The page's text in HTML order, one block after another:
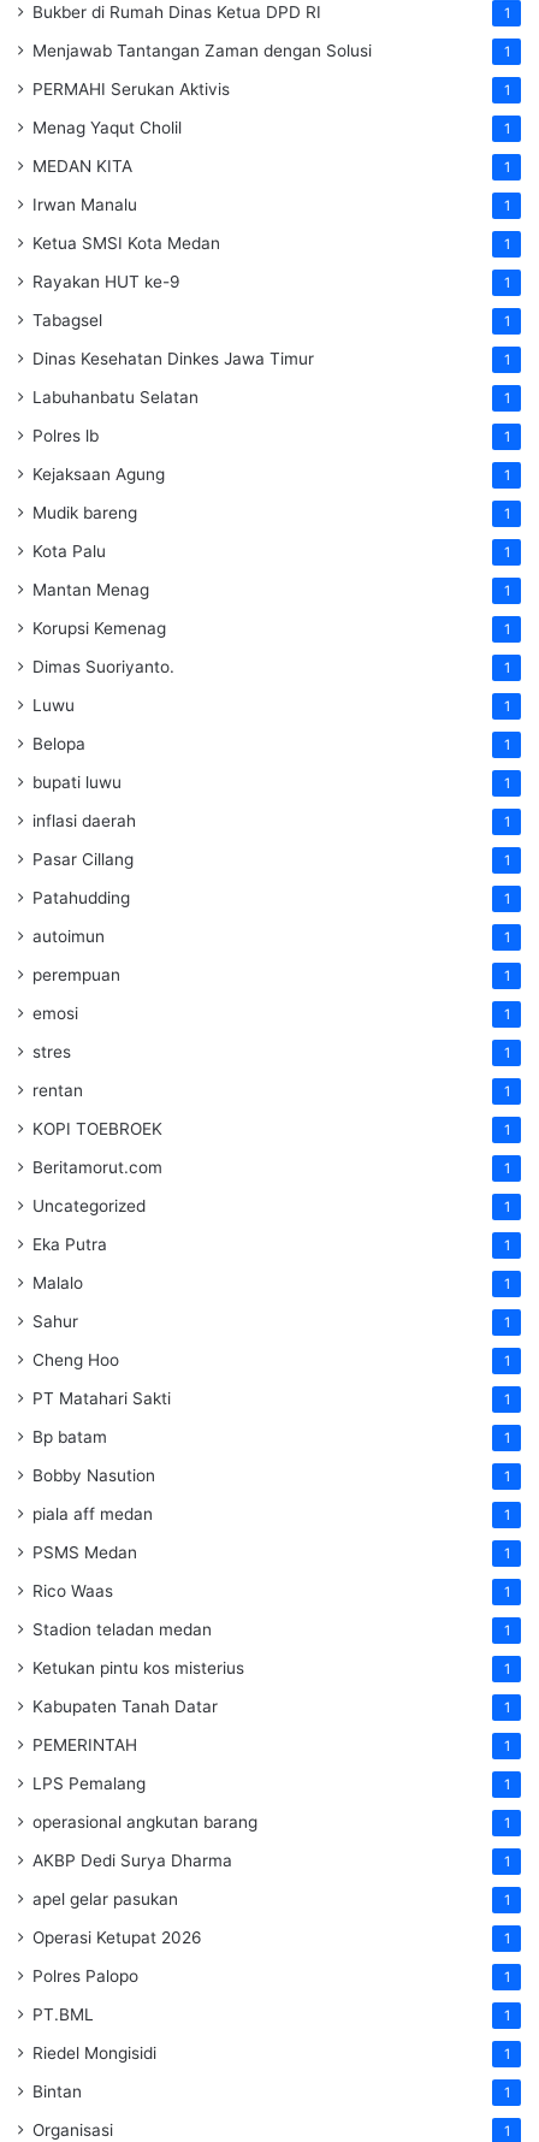
Bukber di Rumah Dinas Ketua DPD RI 1
Menjawab Tantangan Zaman dengan Solusi 1
PERMAHI Serukan Aktivis 1
Menag Yaqut Cholil 1
MEDAN KITA 1
Irwan Manalu 1
Ketua SMSI Kota Medan 1
Rayakan HUT ke-9 1
Tabagsel 1
Dinas Kesehatan Dinkes Jawa Timur 1
Labuhanbatu Selatan 1
Polres lb 1
Kejaksaan Agung 1
Mudik bareng 1
Kota Palu 1
Mantan Menag 1
Korupsi Kemenag 1
Dimas Suoriyanto. 1
Luwu 1
Belopa 1
bupati luwu 1
inflasi daerah 1
Pasar Cillang 1
Patahudding 1
autoimun 1
perempuan 1
emosi 1
stres 1
rentan 1
KOPI TOEBROEK 1
Beritamorut.com 1
Uncategorized 1
Eka Putra 1
Malalo 1
Sahur 1
Cheng Hoo 1
PT Matahari Sakti 1
Bp batam 1
Bobby Nasution 1
piala aff medan 1
PSMS Medan 1
Rico Waas 1
Stadion teladan medan 1
Ketukan pintu kos misterius 1
Kabupaten Tanah Datar 1
PEMERINTAH 1
LPS Pemalang 1
operasional angkutan barang 1
AKBP Dedi Surya Dharma 1
apel gelar pasukan 1
Operasi Ketupat 2026 1
Polres Palopo 1
PT.BML 1
Riedel Mongisidi 1
Bintan 1
Organisasi 1